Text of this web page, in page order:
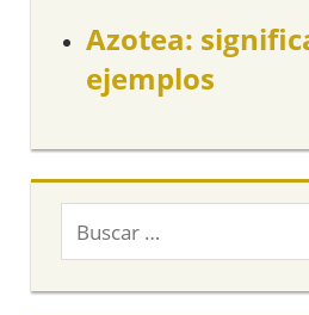
Azotea:
ejemplos